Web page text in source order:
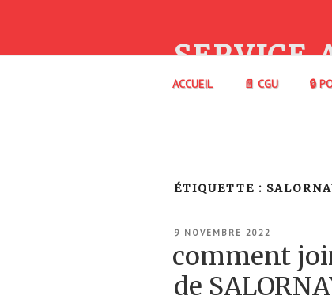
SERVICE
ACCUEIL 📄 CGU 🔒
ÉTIQUETTE :
PUBLIÉ
9 NOVEMBRE 2022
comment
de